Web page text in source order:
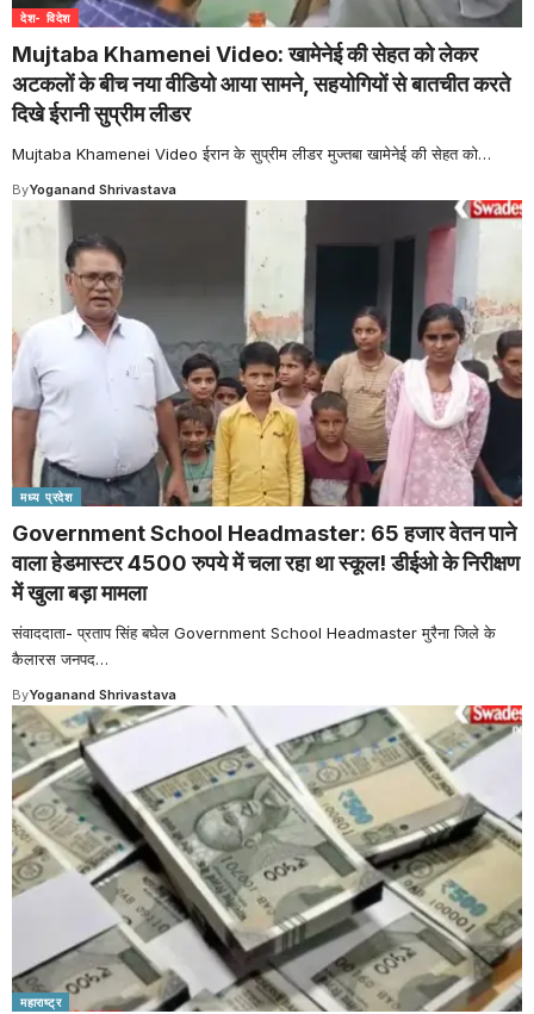
देश- विदेश
Mujtaba Khamenei Video: खामेनेई की सेहत को लेकर
अटकलों के बीच नया वीडियो आया सामने, सहयोगियों से बातचीत करते
दिखे ईरानी सुप्रीम लीडर
Mujtaba Khamenei Video ईरान के सुप्रीम लीडर मुज्तबा खामेनेई की सेहत को…
ByYoganand Shrivastava
मध्य प्रदेश
Government School Headmaster: 65 हजार वेतन पाने
वाला हेडमास्टर 4500 रुपये में चला रहा था स्कूल! डीईओ के निरीक्षण
में खुला बड़ा मामला
संवाददाता- प्रताप सिंह बघेल Government School Headmaster मुरैना जिले के
कैलारस जनपद…
ByYoganand Shrivastava
महाराष्ट्र